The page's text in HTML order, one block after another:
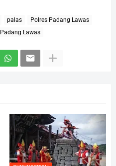
palas
Polres Padang Lawas
Lawas